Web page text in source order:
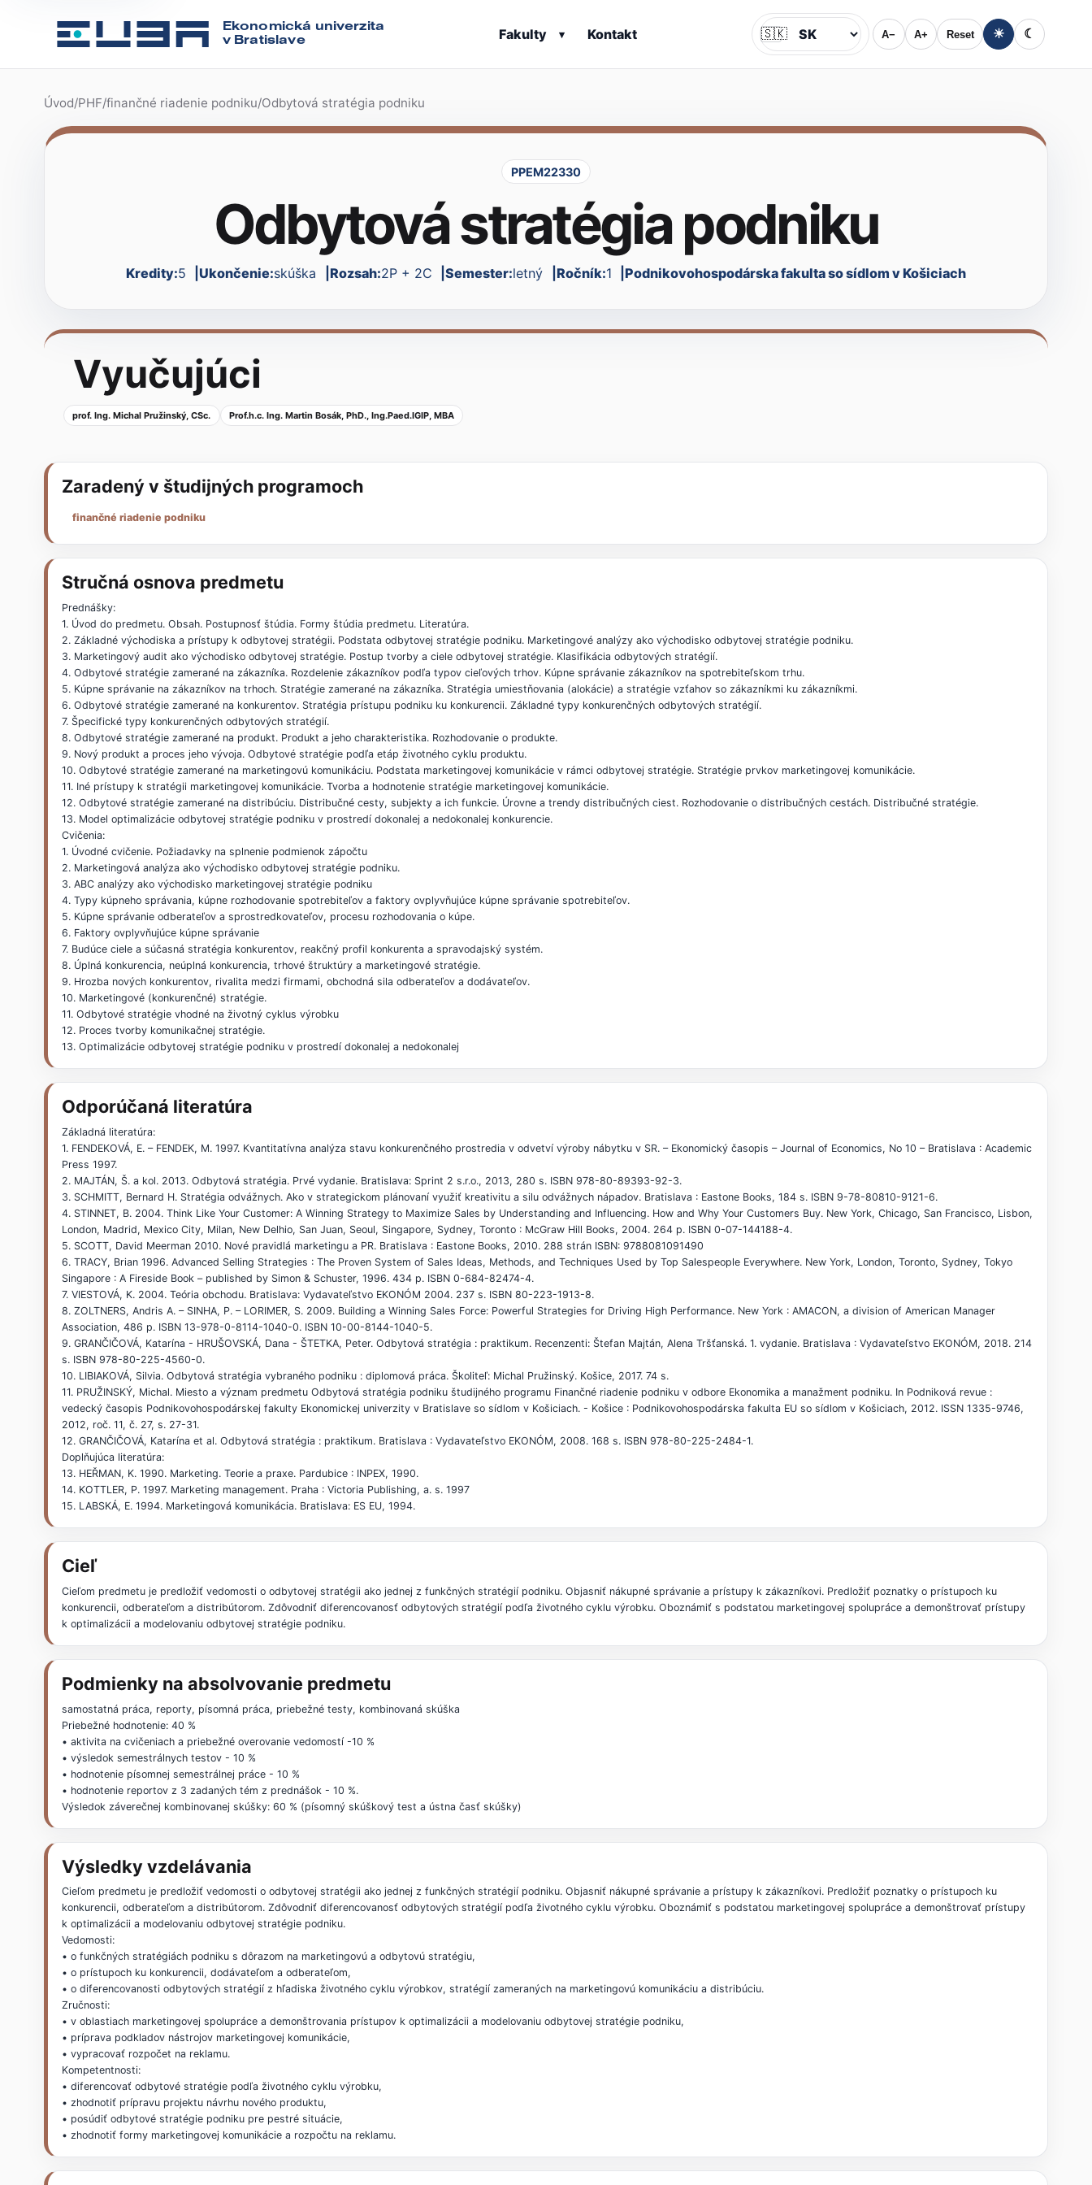
Ekonomická univerzita
v Bratislave
Fakulty ▾ Kontakt Jazyk
🇸🇰 A− A+ Reset ☀ ☾
Úvod/PHF/finančné riadenie podniku/Odbytová stratégia podniku
PPEM22330
Odbytová stratégia podniku
Kredity:5 Ukončenie:skúška Rozsah:2P + 2C Semester:letný Ročník:1 Podnikovohospodárska fakulta so sídlom v Košiciach
Vyučujúci
prof. Ing. Michal Pružinský, CSc. Prof.h.c. Ing. Martin Bosák, PhD., Ing.Paed.IGIP, MBA
Zaradený v študijných programoch
finančné riadenie podniku
Stručná osnova predmetu
Prednášky:
1. Úvod do predmetu. Obsah. Postupnosť štúdia. Formy štúdia predmetu. Literatúra.
2. Základné východiska a prístupy k odbytovej stratégii. Podstata odbytovej stratégie podniku. Marketingové analýzy ako východisko odbytovej stratégie podniku.
3. Marketingový audit ako východisko odbytovej stratégie. Postup tvorby a ciele odbytovej stratégie. Klasifikácia odbytových stratégií.
4. Odbytové stratégie zamerané na zákazníka. Rozdelenie zákazníkov podľa typov cieľových trhov. Kúpne správanie zákazníkov na spotrebiteľskom trhu.
5. Kúpne správanie na zákazníkov na trhoch. Stratégie zamerané na zákazníka. Stratégia umiestňovania (alokácie) a stratégie vzťahov so zákazníkmi ku zákazníkmi.
6. Odbytové stratégie zamerané na konkurentov. Stratégia prístupu podniku ku konkurencii. Základné typy konkurenčných odbytových stratégií.
7. Špecifické typy konkurenčných odbytových stratégií.
8. Odbytové stratégie zamerané na produkt. Produkt a jeho charakteristika. Rozhodovanie o produkte.
9. Nový produkt a proces jeho vývoja. Odbytové stratégie podľa etáp životného cyklu produktu.
10. Odbytové stratégie zamerané na marketingovú komunikáciu. Podstata marketingovej komunikácie v rámci odbytovej stratégie. Stratégie prvkov marketingovej komunikácie.
11. Iné prístupy k stratégii marketingovej komunikácie. Tvorba a hodnotenie stratégie marketingovej komunikácie.
12. Odbytové stratégie zamerané na distribúciu. Distribučné cesty, subjekty a ich funkcie. Úrovne a trendy distribučných ciest. Rozhodovanie o distribučných cestách. Distribučné stratégie.
13. Model optimalizácie odbytovej stratégie podniku v prostredí dokonalej a nedokonalej konkurencie.
Cvičenia:
1. Úvodné cvičenie. Požiadavky na splnenie podmienok zápočtu
2. Marketingová analýza ako východisko odbytovej stratégie podniku.
3. ABC analýzy ako východisko marketingovej stratégie podniku
4. Typy kúpneho správania, kúpne rozhodovanie spotrebiteľov a faktory ovplyvňujúce kúpne správanie spotrebiteľov.
5. Kúpne správanie odberateľov a sprostredkovateľov, procesu rozhodovania o kúpe.
6. Faktory ovplyvňujúce kúpne správanie
7. Budúce ciele a súčasná stratégia konkurentov, reakčný profil konkurenta a spravodajský systém.
8. Úplná konkurencia, neúplná konkurencia, trhové štruktúry a marketingové stratégie.
9. Hrozba nových konkurentov, rivalita medzi firmami, obchodná sila odberateľov a dodávateľov.
10. Marketingové (konkurenčné) stratégie.
11. Odbytové stratégie vhodné na životný cyklus výrobku
12. Proces tvorby komunikačnej stratégie.
13. Optimalizácie odbytovej stratégie podniku v prostredí dokonalej a nedokonalej
Odporúčaná literatúra
Základná literatúra:
1. FENDEKOVÁ, E. – FENDEK, M. 1997. Kvantitatívna analýza stavu konkurenčného prostredia v odvetví výroby nábytku v SR. – Ekonomický časopis – Journal of Economics, No 10 – Bratislava : Academic
Press 1997.
2. MAJTÁN, Š. a kol. 2013. Odbytová stratégia. Prvé vydanie. Bratislava: Sprint 2 s.r.o., 2013, 280 s. ISBN 978-80-89393-92-3.
3. SCHMITT, Bernard H. Stratégia odvážnych. Ako v strategickom plánovaní využiť kreativitu a silu odvážnych nápadov. Bratislava : Eastone Books, 184 s. ISBN 9-78-80810-9121-6.
4. STINNET, B. 2004. Think Like Your Customer: A Winning Strategy to Maximize Sales by Understanding and Influencing. How and Why Your Customers Buy. New York, Chicago, San Francisco, Lisbon,
London, Madrid, Mexico City, Milan, New Delhio, San Juan, Seoul, Singapore, Sydney, Toronto : McGraw Hill Books, 2004. 264 p. ISBN 0-07-144188-4.
5. SCOTT, David Meerman 2010. Nové pravidlá marketingu a PR. Bratislava : Eastone Books, 2010. 288 strán ISBN: 9788081091490
6. TRACY, Brian 1996. Advanced Selling Strategies : The Proven System of Sales Ideas, Methods, and Techniques Used by Top Salespeople Everywhere. New York, London, Toronto, Sydney, Tokyo
Singapore : A Fireside Book – published by Simon & Schuster, 1996. 434 p. ISBN 0-684-82474-4.
7. VIESTOVÁ, K. 2004. Teória obchodu. Bratislava: Vydavateľstvo EKONÓM 2004. 237 s. ISBN 80-223-1913-8.
8. ZOLTNERS, Andris A. – SINHA, P. – LORIMER, S. 2009. Building a Winning Sales Force: Powerful Strategies for Driving High Performance. New York : AMACON, a division of American Manager
Association, 486 p. ISBN 13-978-0-8114-1040-0. ISBN 10-00-8144-1040-5.
9. GRANČIČOVÁ, Katarína - HRUŠOVSKÁ, Dana - ŠTETKA, Peter. Odbytová stratégia : praktikum. Recenzenti: Štefan Majtán, Alena Tršťanská. 1. vydanie. Bratislava : Vydavateľstvo EKONÓM, 2018. 214
s. ISBN 978-80-225-4560-0.
10. LIBIAKOVÁ, Silvia. Odbytová stratégia vybraného podniku : diplomová práca. Školiteľ: Michal Pružinský. Košice, 2017. 74 s.
11. PRUŽINSKÝ, Michal. Miesto a význam predmetu Odbytová stratégia podniku študijného programu Finančné riadenie podniku v odbore Ekonomika a manažment podniku. In Podniková revue :
vedecký časopis Podnikovohospodárskej fakulty Ekonomickej univerzity v Bratislave so sídlom v Košiciach. - Košice : Podnikovohospodárska fakulta EU so sídlom v Košiciach, 2012. ISSN 1335-9746,
2012, roč. 11, č. 27, s. 27-31.
12. GRANČIČOVÁ, Katarína et al. Odbytová stratégia : praktikum. Bratislava : Vydavateľstvo EKONÓM, 2008. 168 s. ISBN 978-80-225-2484-1.
Doplňujúca literatúra:
13. HEŘMAN, K. 1990. Marketing. Teorie a praxe. Pardubice : INPEX, 1990.
14. KOTTLER, P. 1997. Marketing management. Praha : Victoria Publishing, a. s. 1997
15. LABSKÁ, E. 1994. Marketingová komunikácia. Bratislava: ES EU, 1994.
Cieľ
Cieľom predmetu je predložiť vedomosti o odbytovej stratégii ako jednej z funkčných stratégií podniku. Objasniť nákupné správanie a prístupy k zákazníkovi. Predložiť poznatky o prístupoch ku
konkurencii, odberateľom a distribútorom. Zdôvodniť diferencovanosť odbytových stratégií podľa životného cyklu výrobku. Oboznámiť s podstatou marketingovej spolupráce a demonštrovať prístupy
k optimalizácii a modelovaniu odbytovej stratégie podniku.
Podmienky na absolvovanie predmetu
samostatná práca, reporty, písomná práca, priebežné testy, kombinovaná skúška
Priebežné hodnotenie: 40 %
• aktivita na cvičeniach a priebežné overovanie vedomostí -10 %
• výsledok semestrálnych testov - 10 %
• hodnotenie písomnej semestrálnej práce - 10 %
• hodnotenie reportov z 3 zadaných tém z prednášok - 10 %.
Výsledok záverečnej kombinovanej skúšky: 60 % (písomný skúškový test a ústna časť skúšky)
Výsledky vzdelávania
Cieľom predmetu je predložiť vedomosti o odbytovej stratégii ako jednej z funkčných stratégií podniku. Objasniť nákupné správanie a prístupy k zákazníkovi. Predložiť poznatky o prístupoch ku
konkurencii, odberateľom a distribútorom. Zdôvodniť diferencovanosť odbytových stratégií podľa životného cyklu výrobku. Oboznámiť s podstatou marketingovej spolupráce a demonštrovať prístupy
k optimalizácii a modelovaniu odbytovej stratégie podniku.
Vedomosti:
• o funkčných stratégiách podniku s dôrazom na marketingovú a odbytovú stratégiu,
• o prístupoch ku konkurencii, dodávateľom a odberateľom,
• o diferencovanosti odbytových stratégií z hľadiska životného cyklu výrobkov, stratégií zameraných na marketingovú komunikáciu a distribúciu.
Zručnosti:
• v oblastiach marketingovej spolupráce a demonštrovania prístupov k optimalizácii a modelovaniu odbytovej stratégie podniku,
• príprava podkladov nástrojov marketingovej komunikácie,
• vypracovať rozpočet na reklamu.
Kompetentnosti:
• diferencovať odbytové stratégie podľa životného cyklu výrobku,
• zhodnotiť prípravu projektu návrhu nového produktu,
• posúdiť odbytové stratégie podniku pre pestré situácie,
• zhodnotiť formy marketingovej komunikácie a rozpočtu na reklamu.